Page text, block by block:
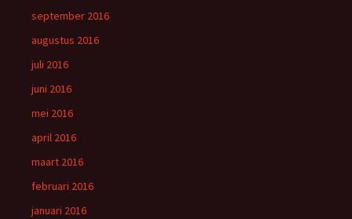
september 2016
augustus 2016
juli 2016
juni 2016
mei 2016
april 2016
maart 2016
februari 2016
januari 2016